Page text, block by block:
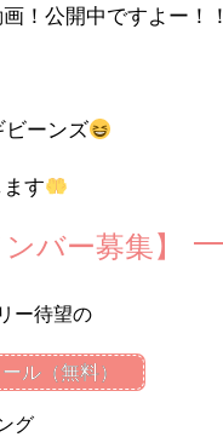
！公開中ですよー！！
ーンズ
す
バー募集】
ー待望の
ル（無料）
グ